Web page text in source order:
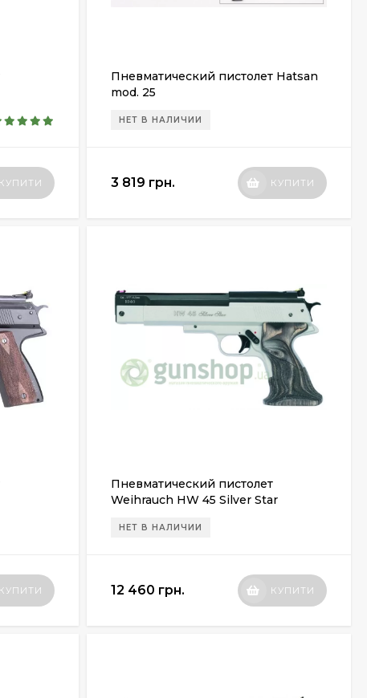
КУПИТИ
Пневматический пистолет Hatsan
mod. 25
НЕТ В НАЛИЧИИ
3 819 грн. КУПИТИ
КУПИТИ
Пневматический пистолет
Weihrauch HW 45 Silver Star
НЕТ В НАЛИЧИИ
12 460 грн. КУПИТИ